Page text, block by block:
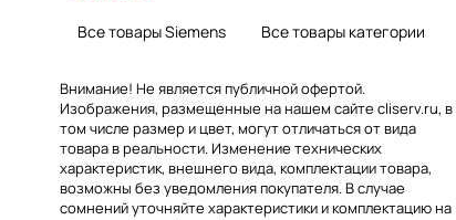
Все товары Siemens Все товары категории
Внимание! Не является публичной офертой.
Изображения, размещенные на нашем сайте cliserv.ru, в
том числе размер и цвет, могут отличаться от вида
товара в реальности. Изменение технических
характеристик, внешнего вида, комплектации товара,
возможны без уведомления покупателя. В случае
сомнений уточняйте характеристики и комплектацию на